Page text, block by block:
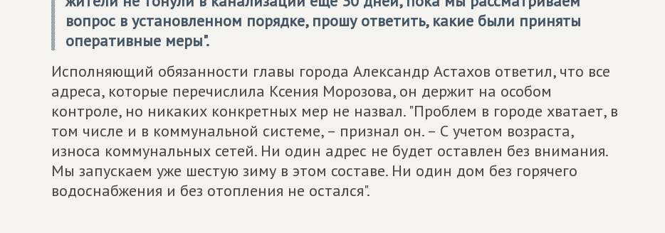
вопрос в установленном порядке, прошу ответить, какие были приняты
оперативные меры".
Исполняющий обязанности главы города Александр Астахов ответил, что все
адреса, которые перечислила Ксения Морозова, он держит на особом
контроле, но никаких конкретных мер не назвал. "Проблем в городе хватает, в
том числе и в коммунальной системе, – признал он. – С учетом возраста,
износа коммунальных сетей. Ни один адрес не будет оставлен без внимания.
Мы запускаем уже шестую зиму в этом составе. Ни один дом без горячего
водоснабжения и без отопления не остался".